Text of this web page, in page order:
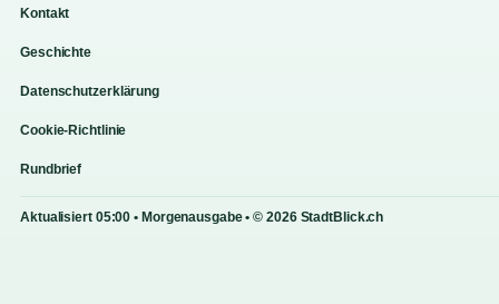
Kontakt
Geschichte
Datenschutzerklärung
Cookie-Richtlinie
Rundbrief
Aktualisiert 05:00 • Morgenausgabe • © 2026 StadtBlick.ch